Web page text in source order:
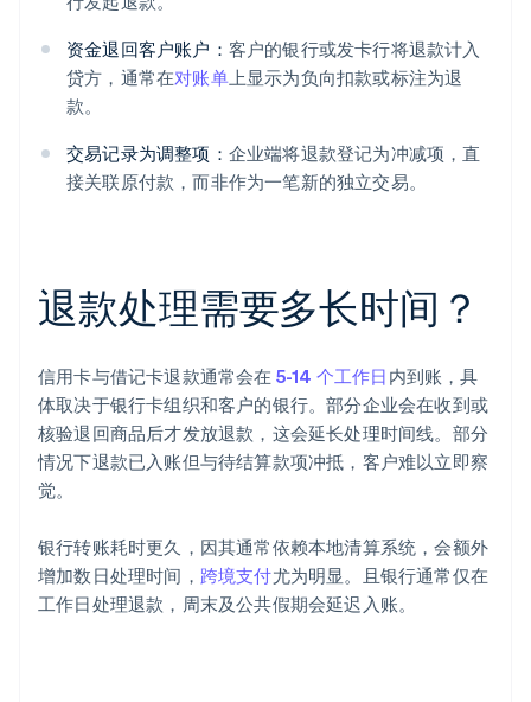
资金退回客户账户： 客户的银行或发卡行将退款计入
贷方，通常在对账单上显示为负向扣款或标注为退
款。
交易记录为调整项： 企业端将退款登记为冲减项，直
接关联原付款，而非作为一笔新的独立交易。
退款处理需要多长时间？
信用卡与借记卡退款通常会在 5-14 个工作日 内到账，具
体取决于银行卡组织和客户的银行。部分企业会在收到或
核验退回商品后才发放退款，这会延长处理时间线。部分
情况下退款已入账但与待结算款项冲抵，客户难以立即察
觉。
银行转账耗时更久，因其通常依赖本地清算系统，会额外
增加数日处理时间， 跨境支付尤为明显。且银行通常仅在
工作日处理退款，周末及公共假期会延迟入账。